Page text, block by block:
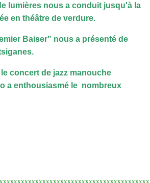
lumières nous a conduit jusqu'à la
en théâtre de verdure.
Baiser" nous a présenté de
concert de jazz manouche
a enthousiasmé le nombreux